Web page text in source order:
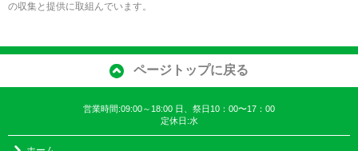
の収集と提供に取組んでいます。
ページトップに戻る
営業時間:09:00～18:00 日、祭日10：00〜17：00
定休日:水